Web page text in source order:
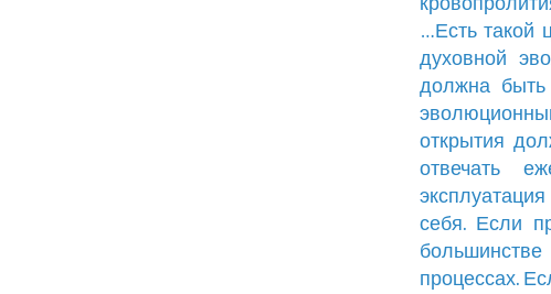
…Есть такой
духовной
должна
открытия
отвечать
себя. Если
процессах.